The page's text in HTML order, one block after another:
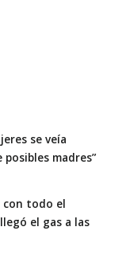
se veía
madres”
con todo el
el gas a las